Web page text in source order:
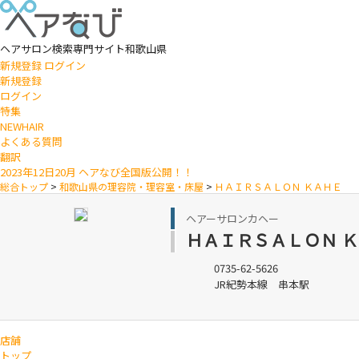
ヘアサロン検索専門サイト和歌山県
新規登録 ログイン
新規登録
ログイン
特集
NEWHAIR
よくある質問
翻訳
2023年12日20月 ヘアなび全国版公開！！
総合トップ > 和歌山県の理容院・理容室・床屋 > ＨＡＩＲＳＡＬＯＮ ＫＡＨＥ
ヘアーサロンカヘー
ＨＡＩＲＳＡＬＯＮ
0735-62-5626
JR紀勢本線 串本駅
店舗
トップ